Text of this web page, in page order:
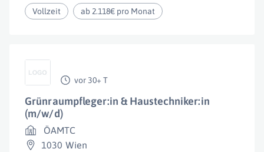
Vollzeit ab 2.118€ pro Monat
vor 30+ T
Grünraumpfleger:in & Haustechniker:in
(m/w/d)
ÖAMTC
1030 Wien